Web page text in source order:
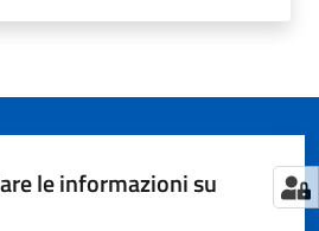
le informazioni su